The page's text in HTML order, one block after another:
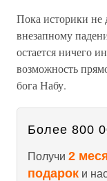
Пока историки не
внезапному
остается ничего
возможность
бога Набу.
Более 800
Получи 2
подарок и